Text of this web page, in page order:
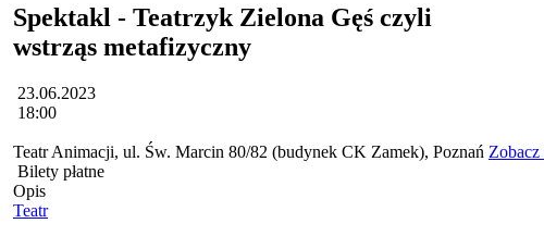
Spektakl - Teatrzyk Zielona Gęś czyli
wstrząs metafizyczny
23.06.2023
18:00
Teatr Animacji, ul. Św. Marcin 80/82 (budynek CK Zamek), Poznań Zobacz
Bilety płatne
Opis
Teatr